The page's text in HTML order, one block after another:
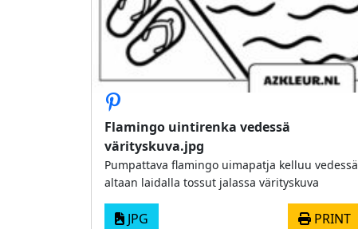
Flamingo uintirenka vedessä
värityskuva.jpg
Pumpattava flamingo uimapatja kelluu vedessä
altaan laidalla tossut jalassa värityskuva
JPG PRINT